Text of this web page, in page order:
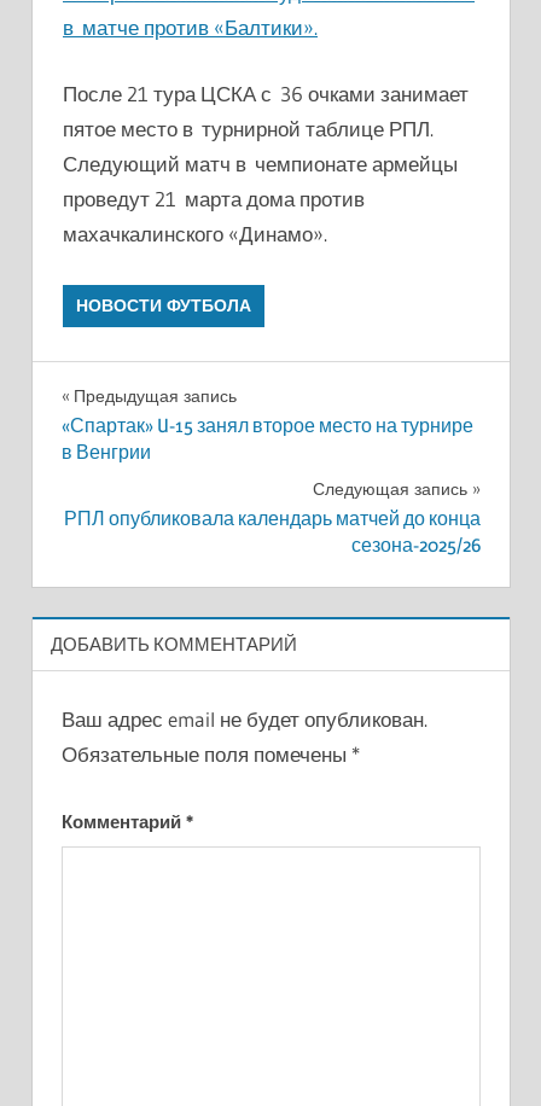
в матче против «Балтики».
После 21 тура ЦСКА с 36 очками занимает
пятое место в турнирной таблице РПЛ.
Следующий матч в чемпионате армейцы
проведут 21 марта дома против
махачкалинского «Динамо».
НОВОСТИ ФУТБОЛА
Навигация
по
Предыдущая запись
«Спартак» U-15 занял второе место на турнире
в Венгрии
Следующая запись
РПЛ опубликовала календарь матчей до конца
сезона-2025/26
ДОБАВИТЬ КОММЕНТАРИЙ
Ваш адрес email не будет опубликован.
Обязательные поля помечены *
Комментарий *